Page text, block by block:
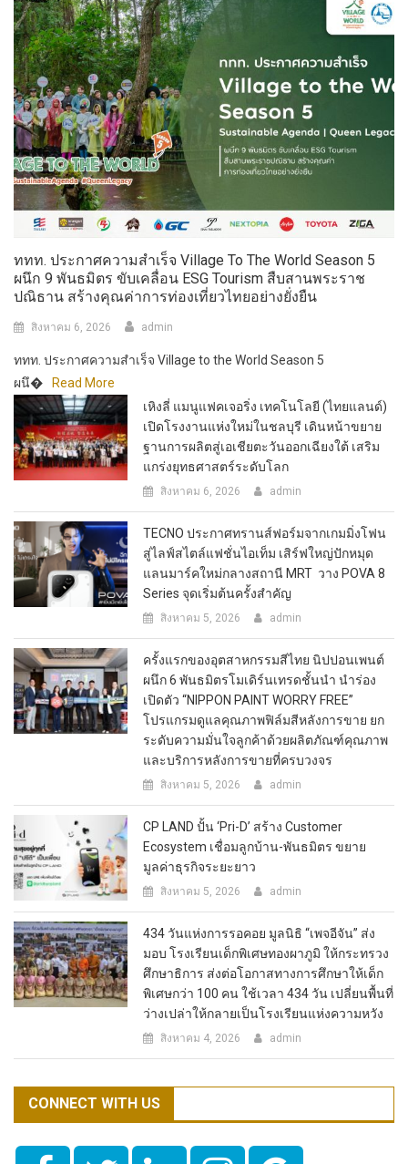
ททท. ประกาศความสำเร็จ Village To The World Season 5
ผนึก 9 พันธมิตร ขับเคลื่อน ESG Tourism สืบสานพระราช
ปณิธาน สร้างคุณค่าการท่องเที่ยวไทยอย่างยั่งยืน
สิงหาคม 6, 2026 admin
ททท. ประกาศความสำเร็จ Village to the World Season 5
ผนึ�
Read More
เหิงลี่ แมนูแฟคเจอริ่ง เทคโนโลยี (ไทยแลนด์)
เปิดโรงงานแห่งใหม่ในชลบุรี เดินหน้าขยาย
ฐานการผลิตสู่เอเชียตะวันออกเฉียงใต้ เสริม
แกร่งยุทธศาสตร์ระดับโลก
สิงหาคม 6, 2026 admin
TECNO ประกาศทรานส์ฟอร์มจากเกมมิ่งโฟน
สู่ไลฟ์สไตล์แฟชั่นไอเท็ม เสิร์ฟใหญ่ปักหมุด
แลนมาร์คใหม่กลางสถานี MRT วาง POVA 8
Series จุดเริ่มต้นครั้งสำคัญ
สิงหาคม 5, 2026 admin
ครั้งแรกของอุตสาหกรรมสีไทย นิปปอนเพนต์
ผนึก 6 พันธมิตรโมเดิร์นเทรดชั้นนำ นำร่อง
เปิดตัว “NIPPON PAINT WORRY FREE”
โปรแกรมดูแลคุณภาพฟิล์มสีหลังการขาย ยก
ระดับความมั่นใจลูกค้าด้วยผลิตภัณฑ์คุณภาพ
และบริการหลังการขายที่ครบวงจร
สิงหาคม 5, 2026 admin
CP LAND ปั้น ‘Pri-D’ สร้าง Customer
Ecosystem เชื่อมลูกบ้าน-พันธมิตร ขยาย
มูลค่าธุรกิจระยะยาว
สิงหาคม 5, 2026 admin
434 วันแห่งการรอคอย มูลนิธิ “เพจอีจัน” ส่ง
มอบ โรงเรียนเด็กพิเศษทองผาภูมิ ให้กระทรวง
ศึกษาธิการ ส่งต่อโอกาสทางการศึกษาให้เด็ก
พิเศษกว่า 100 คน ใช้เวลา 434 วัน เปลี่ยนพื้นที่
ว่างเปล่าให้กลายเป็นโรงเรียนแห่งความหวัง
สิงหาคม 4, 2026 admin
CONNECT WITH US